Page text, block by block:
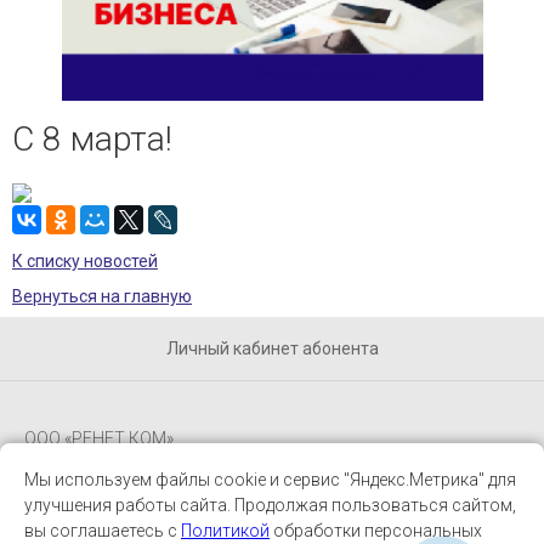
и управления доступом
— Электромонтажные работы
— Охранная сигнализация
— Пожарная сигнализация
— Локальные сети и СКС
C 8 марта!
К списку новостей
Вернуться на главную
Личный кабинет абонента
ООО «РЕНЕТ КОМ»
Будь в курсе
Мы используем файлы cookie и сервис "Яндекс.Метрика" для
улучшения работы сайта. Продолжая пользоваться сайтом,
вы соглашаетесь с Политикой обработки персональных